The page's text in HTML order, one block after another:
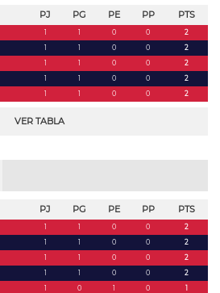
PJ PG PE PP PTS
1 1 0 0
2
1 1 0 0
2
1 1 0 0
2
1 1 0 0
2
1 1 0 0 2
VER TABLA
PJ PG PE PP PTS
1 1 0 0
2
1 1 0 0
2
1 1 0 0
2
1 1 0 0
2
1 0 1 0 1